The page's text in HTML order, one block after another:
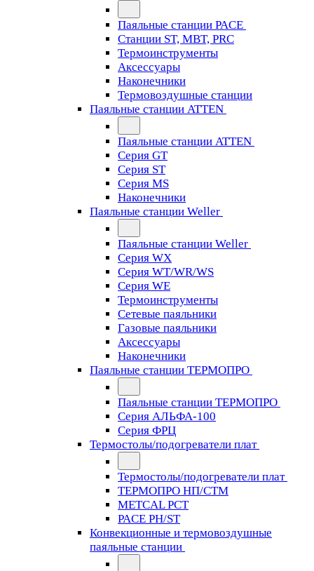
Паяльные станции PACE
Станции ST, MBT, PRC
Термоинструменты
Аксессуары
Наконечники
Термовоздушные станции
Паяльные станции ATTEN
Паяльные станции ATTEN
Серия GT
Серия ST
Серия MS
Наконечники
Паяльные станции Weller
Паяльные станции Weller
Серия WX
Серия WT/WR/WS
Серия WE
Термоинструменты
Сетевые паяльники
Газовые паяльники
Аксессуары
Наконечники
Паяльные станции ТЕРМОПРО
Паяльные станции ТЕРМОПРО
Серия АЛЬФА-100
Серия ФРЦ
Термостолы/подогреватели плат
Термостолы/подогреватели плат
ТЕРМОПРО НП/СТМ
METCAL PCT
PACE PH/ST
Конвекционные и термовоздушные
паяльные станции